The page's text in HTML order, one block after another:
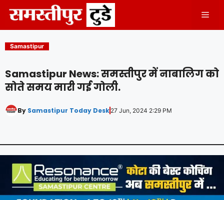
content
Samastipur
Samastipur News: समस्तीपुर में नाबालिग को
सोते समय मारी गई गोली.
By Samastipur Today Desk 27 Jun, 2024 2:29 PM